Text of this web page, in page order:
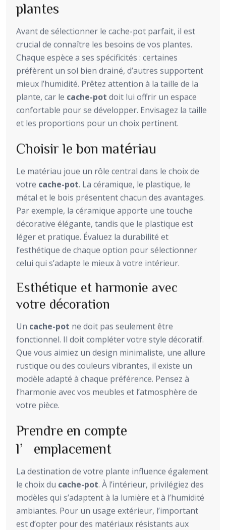
plantes
Avant de sélectionner le cache-pot parfait, il est
crucial de connaître les besoins de vos plantes.
Chaque espèce a ses spécificités : certaines
préfèrent un sol bien drainé, d’autres supportent
mieux l’humidité. Prêtez attention à la taille de la
plante, car le cache-pot doit lui offrir un espace
confortable pour se développer. Envisagez la taille
et les proportions pour un choix pertinent.
Choisir le bon matériau
Le matériau joue un rôle central dans le choix de
votre cache-pot. La céramique, le plastique, le
métal et le bois présentent chacun des avantages.
Par exemple, la céramique apporte une touche
décorative élégante, tandis que le plastique est
léger et pratique. Évaluez la durabilité et
l’esthétique de chaque option pour sélectionner
celui qui s’adapte le mieux à votre intérieur.
Esthétique et harmonie avec
votre décoration
Un cache-pot ne doit pas seulement être
fonctionnel. Il doit compléter votre style décoratif.
Que vous aimiez un design minimaliste, une allure
rustique ou des couleurs vibrantes, il existe un
modèle adapté à chaque préférence. Pensez à
l’harmonie avec vos meubles et l’atmosphère de
votre pièce.
Prendre en compte
l’emplacement
La destination de votre plante influence également
le choix du cache-pot. À l’intérieur, privilégiez des
modèles qui s’adaptent à la lumière et à l’humidité
ambiantes. Pour un usage extérieur, l’important
est d’opter pour des matériaux résistants aux